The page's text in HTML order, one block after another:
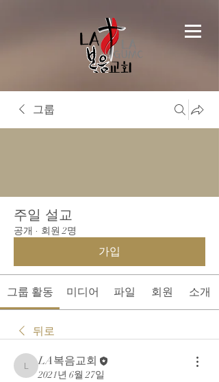
그룹
주일 설교
공개 · 회원 2명
가입
그룹 활동 미디어 파일 회원 소개
뒤로
LA복음교회
LA복음교회
2021년 6월 27일